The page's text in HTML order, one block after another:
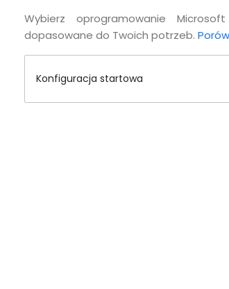
Wybierz oprogramowanie
dopasowane do Twoich potrzeb.
Konfiguracja startowa